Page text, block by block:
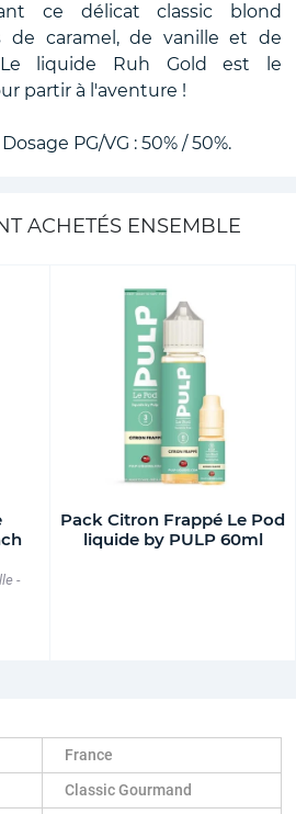
ce délicat classic blond
de caramel, de vanille et de
liquide Ruh Gold est le
partir à l'aventure !
PG/VG : 50% / 50%.
ACHETÉS ENSEMBLE
-
Pack Citron Frappé Le Pod
liquide by PULP 60ml
France
Classic Gourmand